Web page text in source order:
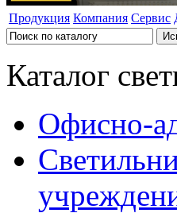
Продукция Компания Сервис
Каталог
Офисно-